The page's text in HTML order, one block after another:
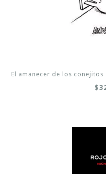
El amanecer de los